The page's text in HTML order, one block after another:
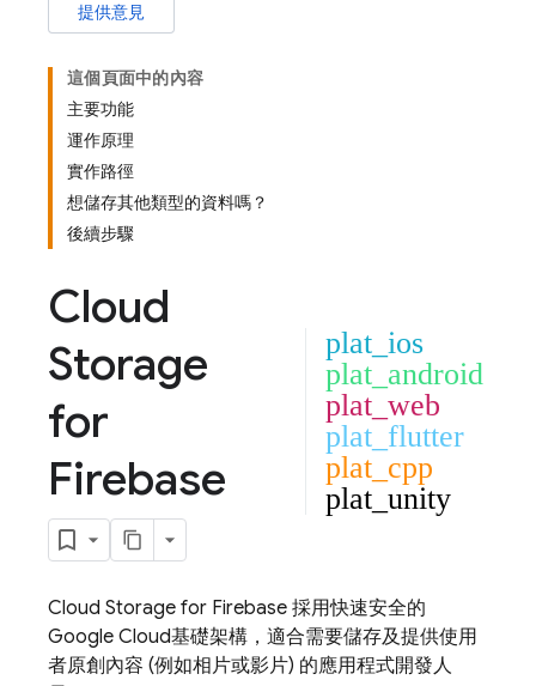
提供意見
這個頁面中的內容
主要功能
運作原理
實作路徑
想儲存其他類型的資料嗎？
後續步驟
Cloud
Storage
for
Firebase
plat_ios
plat_android
plat_web
plat_flutter
plat_cpp
plat_unity
Cloud Storage for Firebase 採用快速安全的
Google Cloud基礎架構，適合需要儲存及提供使用
者原創內容 (例如相片或影片) 的應用程式開發人